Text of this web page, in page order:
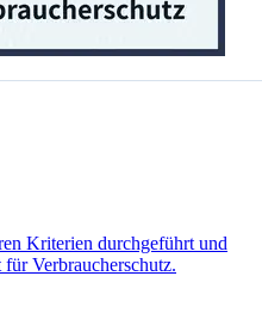
Kriterien durchgeführt und
Verbraucherschutz.